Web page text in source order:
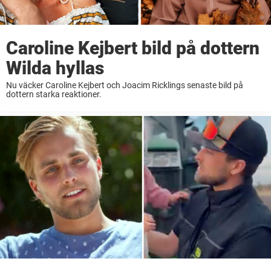
Caroline Kejbert bild på dottern
Wilda hyllas
Nu väcker Caroline Kejbert och Joacim Ricklings senaste bild på
dottern starka reaktioner.